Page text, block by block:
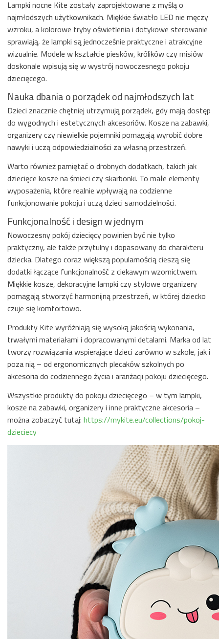
Lampki nocne Kite zostały zaprojektowane z myślą o
najmłodszych użytkownikach. Miękkie światło LED nie męczy
wzroku, a kolorowe tryby oświetlenia i dotykowe sterowanie
sprawiają, że lampki są jednocześnie praktyczne i atrakcyjne
wizualnie. Modele w kształcie piesków, królików czy misiów
doskonale wpisują się w wystrój nowoczesnego pokoju
dziecięcego.
Nauka dbania o porządek od najmłodszych lat
Dzieci znacznie chętniej utrzymują porządek, gdy mają dostęp
do wygodnych i estetycznych akcesoriów. Kosze na zabawki,
organizery czy niewielkie pojemniki pomagają wyrobić dobre
nawyki i uczą odpowiedzialności za własną przestrzeń.
Warto również pamiętać o drobnych dodatkach, takich jak
dziecięce kosze na śmieci czy skarbonki. To małe elementy
wyposażenia, które realnie wpływają na codzienne
funkcjonowanie pokoju i uczą dzieci samodzielności.
Funkcjonalność i design w jednym
Nowoczesny pokój dziecięcy powinien być nie tylko
praktyczny, ale także przytulny i dopasowany do charakteru
dziecka. Dlatego coraz większą popularnością cieszą się
dodatki łączące funkcjonalność z ciekawym wzornictwem.
Miękkie kosze, dekoracyjne lampki czy stylowe organizery
pomagają stworzyć harmonijną przestrzeń, w której dziecko
czuje się komfortowo.
Produkty Kite wyróżniają się wysoką jakością wykonania,
trwałymi materiałami i dopracowanymi detalami. Marka od lat
tworzy rozwiązania wspierające dzieci zarówno w szkole, jak i
poza nią – od ergonomicznych plecaków szkolnych po
akcesoria do codziennego życia i aranżacji pokoju dziecięcego.
Wszystkie produkty do pokoju dziecięcego – w tym lampki,
kosze na zabawki, organizery i inne praktyczne akcesoria –
można zobaczyć tutaj:https://mykite.eu/collections/pokoj-
dzieciecy